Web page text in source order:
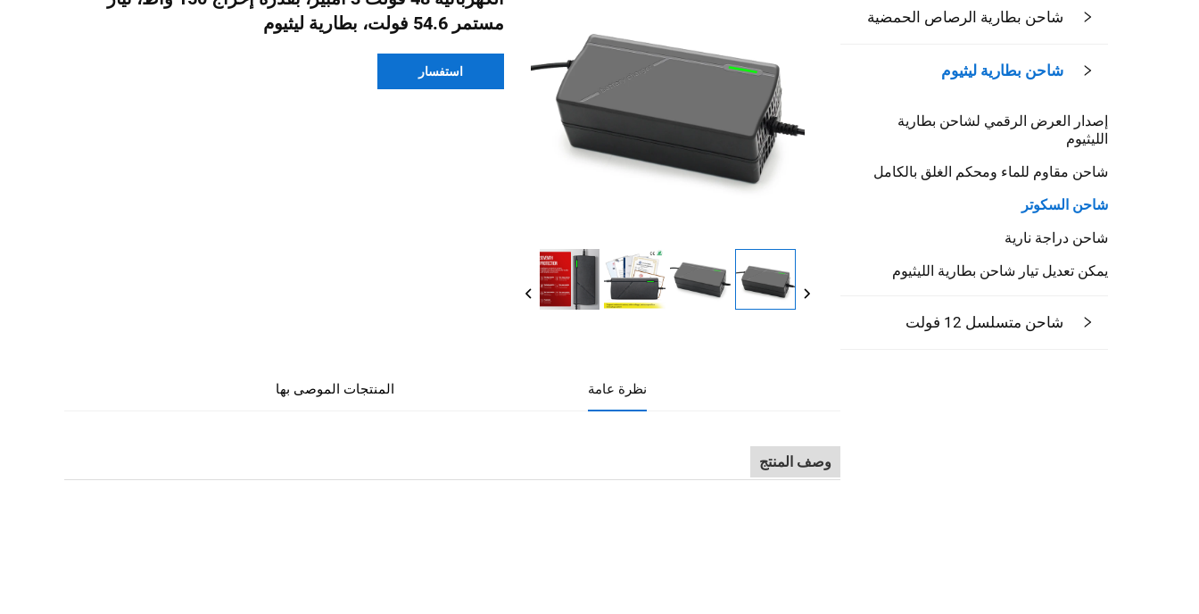
شاحن بطارية الرصاص الحمضية
شاحن بطارية ليثيوم
إصدار العرض الرقمي لشاحن بطارية
الليثيوم
شاحن مقاوم للماء ومحكم الغلق بالكامل
شاحن السكوتر
شاحن دراجة نارية
يمكن تعديل تيار شاحن بطارية الليثيوم
شاحن متسلسل 12 فولت
مستمر 54.6 فولت، بطارية ليثيوم
استفسار
نظرة عامة المنتجات الموصى بها
وصف المنتج